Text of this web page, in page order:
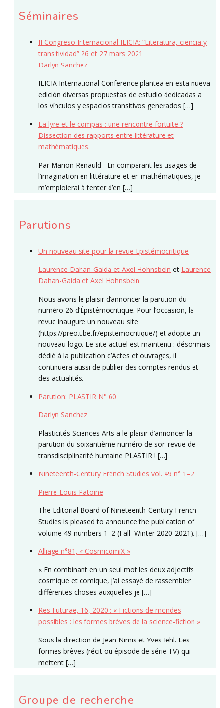
Séminaires
II Congreso Internacional ILICIA: “Literatura, ciencia y
transitividad” 26 et 27 mars 2021
Darlyn Sanchez
ILICIA International Conference plantea en esta nueva
edición diversas propuestas de estudio dedicadas a
los vínculos y espacios transitivos generados […]
La lyre et le compas : une rencontre fortuite ?
Dissection des rapports entre littérature et
mathématiques.
Par Marion Renauld En comparant les usages de
l’imagination en littérature et en mathématiques, je
m’emploierai à tenter d’en […]
Parutions
Un nouveau site pour la revue Epistémocritique
Laurence Dahan-Gaida et Axel Hohnsbein et Laurence
Dahan-Gaida et Axel Hohnsbein
Nous avons le plaisir d’annoncer la parution du
numéro 26 d’Épistémocritique. Pour l’occasion, la
revue inaugure un nouveau site
(https://preo.ube.fr/epistemocritique/) et adopte un
nouveau logo. Le site actuel est maintenu : désormais
dédié à la publication d’Actes et ouvrages, il
continuera aussi de publier des comptes rendus et
des actualités.
Parution: PLASTIR N° 60
Darlyn Sanchez
Plasticités Sciences Arts a le plaisir d’annoncer la
parution du soixantième numéro de son revue de
transdisciplinarité humaine PLASTIR ! […]
Nineteenth-Century French Studies vol. 49 n° 1–2
Pierre-Louis Patoine
The Editorial Board of Nineteenth-Century French
Studies is pleased to announce the publication of
volume 49 numbers 1–2 (Fall–Winter 2020-2021). […]
Alliage n°81, « CosmicomiX »
« En combinant en un seul mot les deux adjectifs
cosmique et comique, j’ai essayé de rassembler
différentes choses auxquelles je […]
Res Futurae, 16, 2020 : « Fictions de mondes
possibles : les formes brèves de la science-fiction »
Sous la direction de Jean Nimis et Yves Iehl. Les
formes brèves (récit ou épisode de série TV) qui
mettent […]
Groupe de recherche